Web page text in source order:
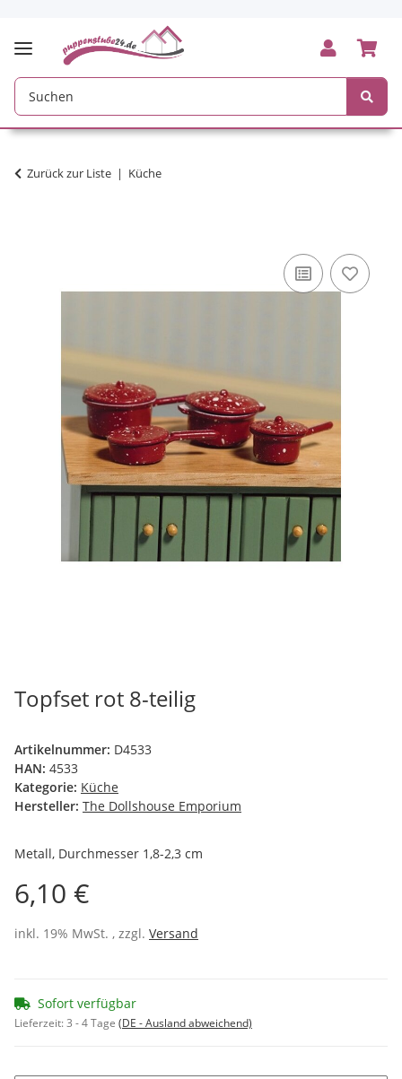
Zurück zur Liste Küche
Topfset rot 8-teilig
Artikelnummer: D4533
HAN: 4533
Kategorie: Küche
Hersteller: The Dollshouse Emporium
Metall, Durchmesser 1,8-2,3 cm
6,10 €
inkl. 19% MwSt. , zzgl. Versand
Sofort verfügbar
Lieferzeit:3 - 4 Tage (DE - Ausland abweichend)